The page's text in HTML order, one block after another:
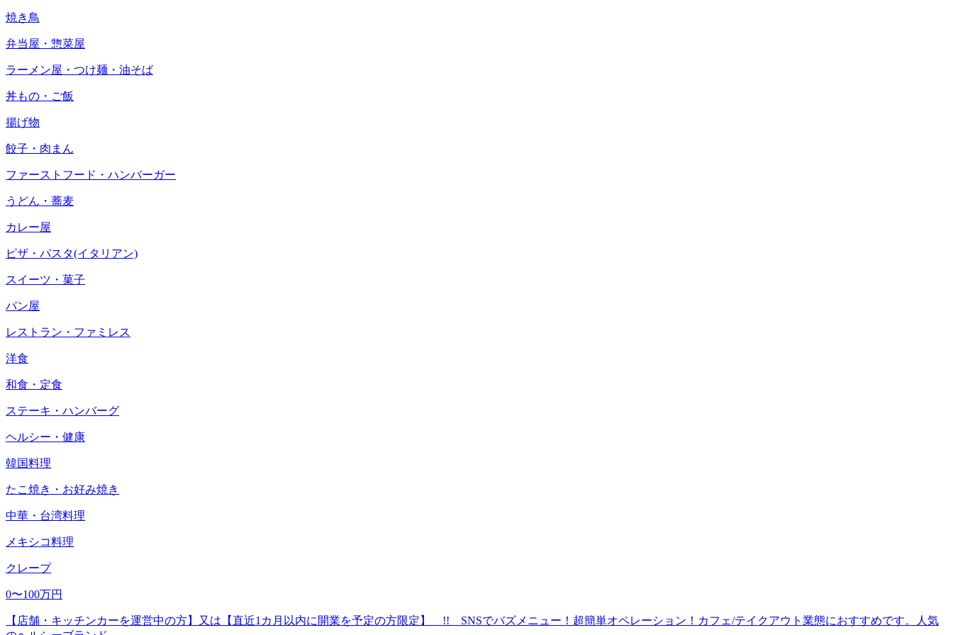
焼き鳥
弁当屋・惣菜屋
ラーメン屋・つけ麺・油そば
丼もの・ご飯
揚げ物
餃子・肉まん
ファーストフード・ハンバーガー
うどん・蕎麦
カレー屋
ピザ・パスタ(イタリアン)
スイーツ・菓子
パン屋
レストラン・ファミレス
洋食
和食・定食
ステーキ・ハンバーグ
ヘルシー・健康
韓国料理
たこ焼き・お好み焼き
中華・台湾料理
メキシコ料理
クレープ
0〜100万円
【店舗・キッチンカーを運営中の方】又は【直近1カ月以内に開業を予定の方限定】 !! SNSでバズメニュー！超簡単オペレーション！カフェ/テイクアウト業態におすすめです。人気